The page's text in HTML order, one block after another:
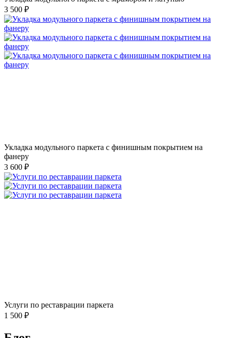
3 500 ₽
Укладка модульного паркета с финишным покрытием на
фанеру
3 600 ₽
Услуги по реставрации паркета
1 500 ₽